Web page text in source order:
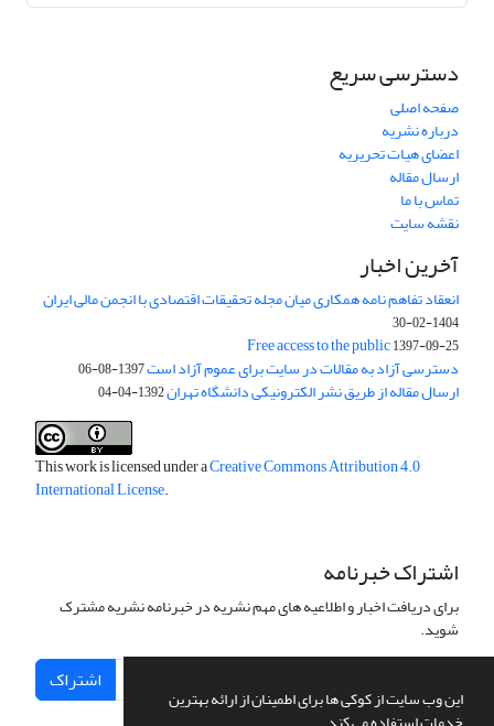
این وب سایت از کوکی ها برای اطمینان از ارائه بهترین
دسترسی سریع
صفحه اصلی
درباره نشریه
اعضای هیات تحریریه
ارسال مقاله
تماس با ما
نقشه سایت
آخرین اخبار
انعقاد تفاهم نامه همکاری میان مجله تحقیقات اقتصادی با انجمن مالی ایران
1404-02-30
Free access to the public1397-09-25
دسترسی آزاد به مقالات در سایت برای عموم آزاد است1397-08-06
ارسال مقاله از طریق نشر الکترونیکی دانشگاه تهران1392-04-04
This work is licensed under aCreative Commons Attribution 4.0
International License.
اشتراک خبرنامه
برای دریافت اخبار و اطلاعیه های مهم نشریه در خبرنامه نشریه مشترک
شوید.
اشتراک